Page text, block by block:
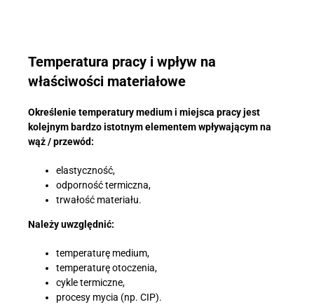
Temperatura pracy i wpływ na
właściwości materiałowe
Określenie temperatury medium i miejsca pracy jest
kolejnym bardzo istotnym elementem wpływającym na
wąż / przewód:
elastyczność,
odporność termiczna,
trwałość materiału.
Należy uwzględnić:
temperaturę medium,
temperaturę otoczenia,
cykle termiczne,
procesy mycia (np. CIP).